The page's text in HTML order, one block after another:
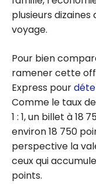
plusieurs dizaines
voyage.
Pour bien
ramener cette
Express pour
Comme le taux
1 : 1, un billet à 18
environ 18 750
perspective la
ceux qui
points.